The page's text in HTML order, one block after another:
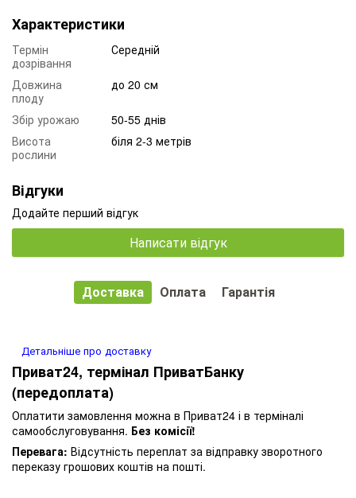
Характеристики
Термін
дозрівання
Середній
Довжина
плоду
до 20 см
Збір урожаю
50-55 днів
Висота
рослини
біля 2-3 метрів
Відгуки
Додайте перший відгук
Написати відгук
Доставка Оплата Гарантія
Детальніше про доставку
Приват24, термінал ПриватБанку
(передоплата)
Оплатити замовлення можна в Приват24 і в терміналі
самообслуговування. Без комісії!
Перевага: Відсутність переплат за відправку зворотного
переказу грошових коштів на пошті.